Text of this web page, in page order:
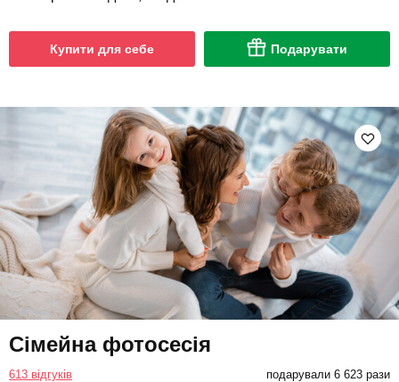
Купити для себе Подарувати
Сімейна фотосесія
613 відгуків подарували 6 623 рази